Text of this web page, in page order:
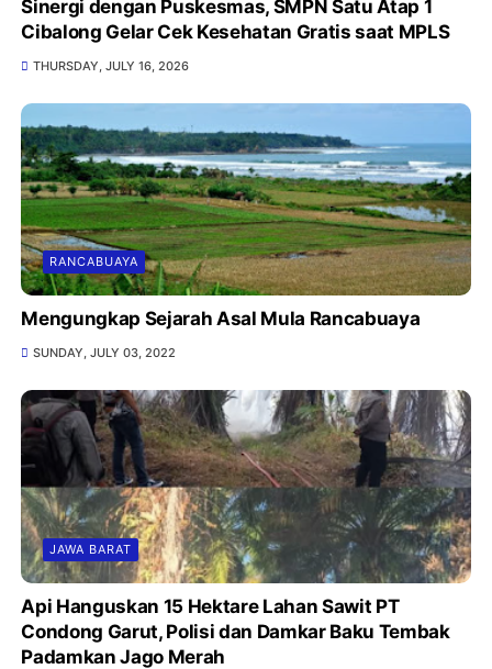
Sinergi dengan Puskesmas, SMPN Satu Atap 1
Cibalong Gelar Cek Kesehatan Gratis saat MPLS
THURSDAY, JULY 16, 2026
RANCABUAYA
Mengungkap Sejarah Asal Mula Rancabuaya
SUNDAY, JULY 03, 2022
JAWA BARAT
Api Hanguskan 15 Hektare Lahan Sawit PT
Condong Garut, Polisi dan Damkar Baku Tembak
Padamkan Jago Merah